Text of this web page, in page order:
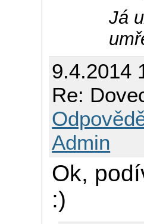
Já
9.4.2014
Re:
Admin
Ok,
:)